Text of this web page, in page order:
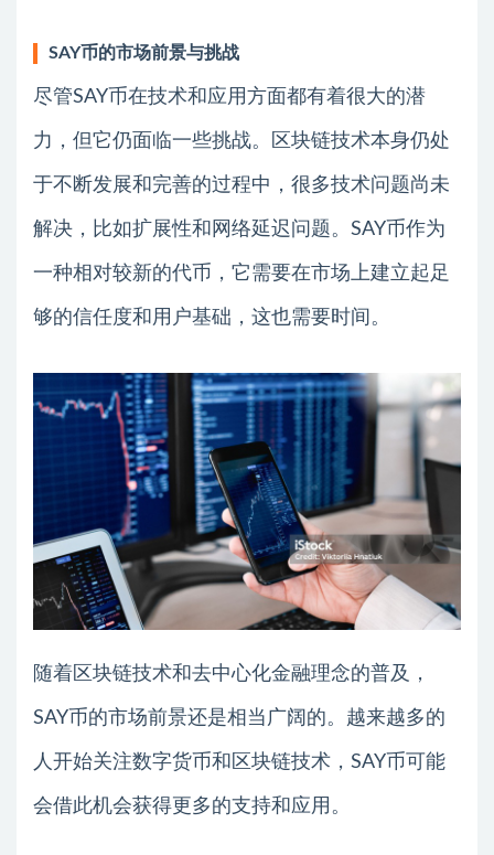
SAY币的市场前景与挑战
尽管SAY币在技术和应用方面都有着很大的潜
力，但它仍面临一些挑战。区块链技术本身仍处
于不断发展和完善的过程中，很多技术问题尚未
解决，比如扩展性和网络延迟问题。SAY币作为
一种相对较新的代币，它需要在市场上建立起足
够的信任度和用户基础，这也需要时间。
随着区块链技术和去中心化金融理念的普及，
SAY币的市场前景还是相当广阔的。越来越多的
人开始关注数字货币和区块链技术，SAY币可能
会借此机会获得更多的支持和应用。